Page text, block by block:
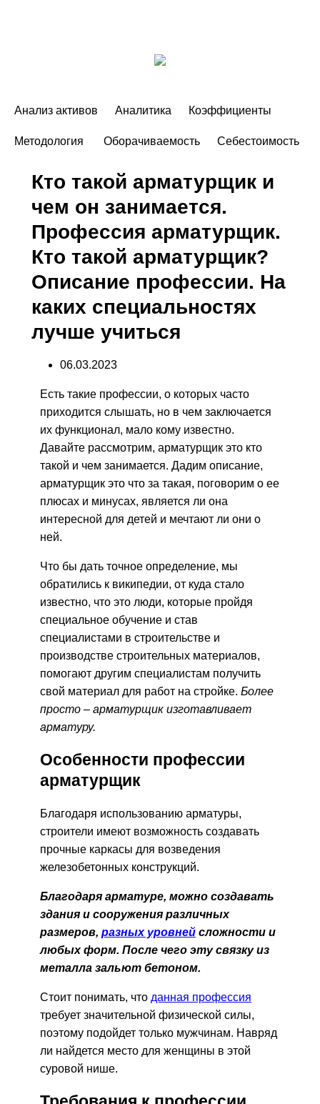
Анализ активов Аналитика Коэффициенты
Методология Оборачиваемость Себестоимость
Кто такой арматурщик и
чем он занимается.
Профессия арматурщик.
Кто такой арматурщик?
Описание профессии. На
каких специальностях
лучше учиться
06.03.2023
Есть такие профессии, о которых часто
приходится слышать, но в чем заключается
их функционал, мало кому известно.
Давайте рассмотрим, арматурщик это кто
такой и чем занимается. Дадим описание,
арматурщик это что за такая, поговорим о ее
плюсах и минусах, является ли она
интересной для детей и мечтают ли они о
ней.
Что бы дать точное определение, мы
обратились к википедии, от куда стало
известно, что это люди, которые пройдя
специальное обучение и став
специалистами в строительстве и
производстве строительных материалов,
помогают другим специалистам получить
свой материал для работ на стройке. Более
просто – арматурщик изготавливает
арматуру.
Особенности профессии
арматурщик
Благодаря использованию арматуры,
строители имеют возможность создавать
прочные каркасы для возведения
железобетонных конструкций.
Благодаря арматуре, можно создавать
здания и сооружения различных
размеров, разных уровней сложности и
любых форм. После чего эту связку из
металла зальют бетоном.
Стоит понимать, что данная профессия
требует значительной физической силы,
поэтому подойдет только мужчинам. Навряд
ли найдется место для женщины в этой
суровой нише.